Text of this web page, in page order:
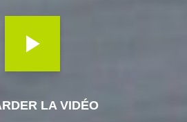
LA VIDÉO